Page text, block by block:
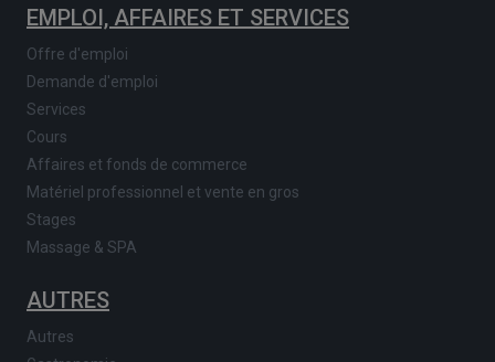
EMPLOI, AFFAIRES ET SERVICES
Offre d'emploi
Demande d'emploi
Services
Cours
Affaires et fonds de commerce
Matériel professionnel et vente en gros
Stages
Massage & SPA
AUTRES
Autres